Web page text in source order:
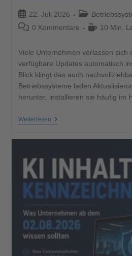
22. Juli 2026
0 Kommentare
10 Min.
Viele Unternehmen verlassen sich
verfügbare Updates automatisch
Blick klingt das auch
Betriebssysteme laden
herunter, installieren sie häufig im
Weiterlesen